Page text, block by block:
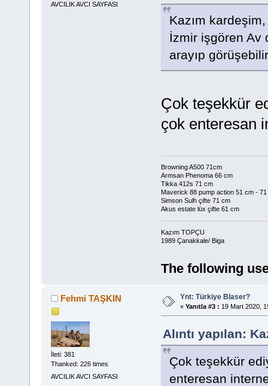
AVCILIK AVCI SAYFASI
Kazım kardeşim,
İzmir işgören Av
arayıp
Çok teşekkür
çok enteresan
Browning A500 71cm
Armsan Phenoma 66 cm
Tikka 412s 71 cm
Maverick 88 pump action 51 cm - 71
Simson Sulh çifte 71 cm
Akus estate lüx çifte 61 cm
Kazım TOPÇU
1989 Çanakkale/ Biga
The following
Fehmi TAŞKIN
İleti: 381
Thanked: 226 times
AVCILIK AVCI SAYFASI
Ynt: Türkiye Blaser?
« Yanıtla #3 : 19 Mart 2020,
Alıntı yapılan:
Çok teşekkür
enteresan